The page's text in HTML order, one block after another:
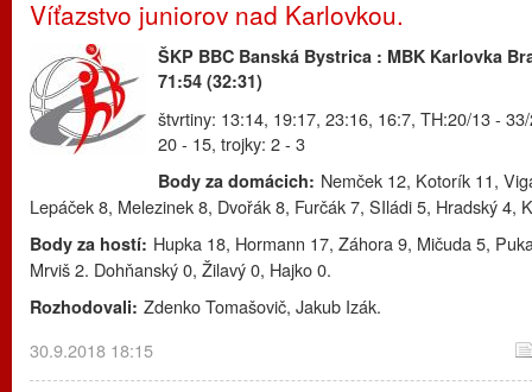
Víťazstvo juniorov nad Karlovkou.
ŠKP BBC Banská Bystrica : MBK Karlovka
71:54 (32:31)
štvrtiny: 13:14, 19:17, 23:16, 16:7, TH:20/13 -
20 - 15, trojky: 2 - 3
Body za domácich: Nemček 12, Kotorík 11,
Lepáček 8, Melezinek 8, Dvořák 8, Furčák 7, SIládi 5, Hradský 4,
Body za hostí: Hupka 18, Hormann 17, Záhora 9, Mičuda 5,
Mrviš 2. Dohňanský 0, Žilavý 0, Hajko 0.
Rozhodovali: Zdenko Tomašovič, Jakub Izák.
30.9.2018 18:15